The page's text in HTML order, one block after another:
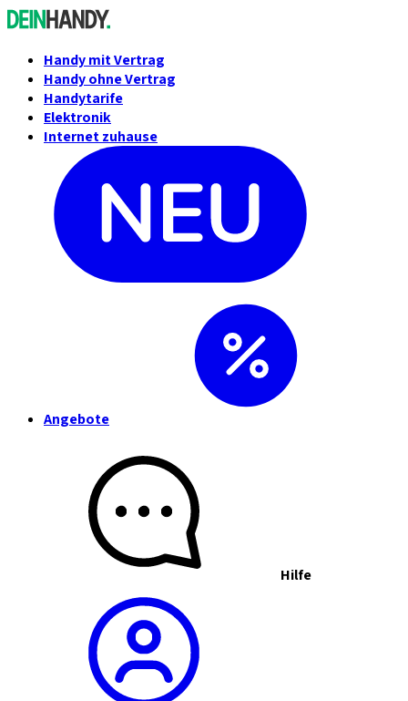
Handy mit Vertrag
Handy ohne Vertrag
Handytarife
Elektronik
Internet zuhause
Angebote
Hilfe